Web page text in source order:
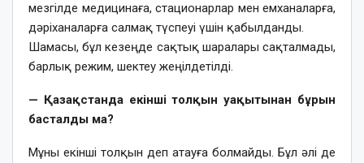
мезгілде медицинаға, стационарлар мен емханаларға,
дәріханаларға салмақ түспеуі үшін қабылданды.
Шамасы, бұл кезеңде сақтық шаралары сақталмады,
барлық режим, шектеу жеңілдетілді.
— Қазақстанда екінші толқын уақытынан бұрын
басталды ма?
Мұны екінші толқын деп атауға болмайды. Бұл әлі де